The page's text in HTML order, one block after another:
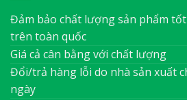
Đảm bảo chất lượng sản phẩm
trên toàn quốc
Giá cả cân bằng với chất lượng
Đổi/trả hàng lỗi do nhà sản xuất
ngày